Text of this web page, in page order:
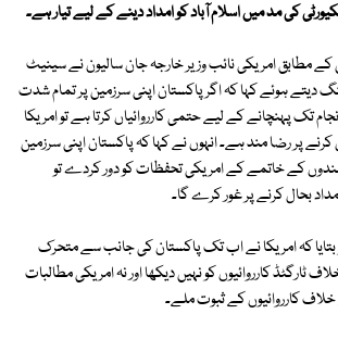
کی مد میںاسلام آباد کو امداد دینے کے لیے تیار ہے۔
کے مطابق امریکی نائب وزیر خارجہ جان سالیون نے سینیٹ
دیتے ہوئے کہا کہ اگر پاکستان اپنی سرزمین پر تمام شدت
تک پہنچانے کے لیے حتمی کارروائیاں کرتا ہے تو امریکا
پر رضا مند ہے۔ انہوں نے کہا کہ پاکستان اپنی سرزمین
کے خاتمے کے امریکی تحفظات کو دور کردے تو
بحال کرنے پر غور کرے گا۔
کہ امریکا نے اب تک پاکستان کی جانب سے متحرک
کارروائیوں کو نہیں دیکھا اور نہ امریکی مطالبات
کارروائیوں کے ثبوت ملے۔